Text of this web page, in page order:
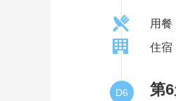
用餐
住宿
D6 第